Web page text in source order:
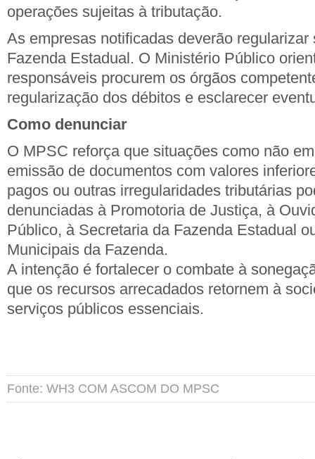
operações sujeitas à tributação.
As empresas notificadas deverão
Fazenda Estadual. O Ministério Público
responsáveis procurem os órgãos
regularização dos débitos e esclarecer
Como denunciar
O MPSC reforça que situações como não
emissão de documentos com valores
pagos ou outras irregularidades tributárias
denunciadas à Promotoria de Justiça, à
Público, à Secretaria da Fazenda Estadual
Municipais da Fazenda.
A intenção é fortalecer o combate à
que os recursos arrecadados retornem à
serviços públicos essenciais.
Fonte: WH3 COM ASCOM DO MPSC